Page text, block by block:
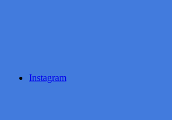
Instagram